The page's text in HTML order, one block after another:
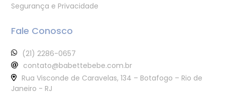
Segurança e Privacidade
Fale Conosco
(21) 2286-0657
contato@babettebebe.com.br
Rua Visconde de Caravelas, 134 – Botafogo – Rio de
Janeiro - RJ